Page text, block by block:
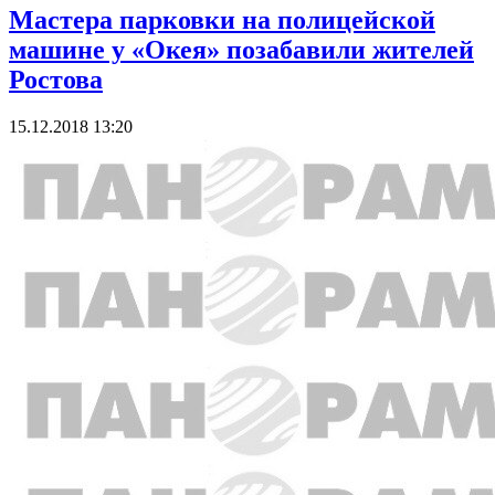
Мастера парковки на полицейской
машине у «Окея» позабавили жителей
Ростова
15.12.2018 13:20